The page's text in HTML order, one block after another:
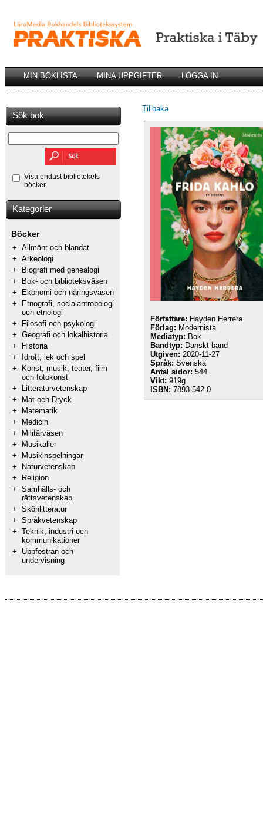
MIN BOKLISTA MINA UPPGIFTER LOGGA IN
Sök bok
Visa endast bibliotekets
böcker
Kategorier
Böcker
+ Allmänt och blandat
+ Arkeologi
+
Biografi med genealogi
+
Bok- och biblioteksväsen
+
Ekonomi och näringsväsen
+
Etnografi, socialantropologi
och etnologi
+
Filosofi och psykologi
+ Geografi och lokalhistoria
+
Historia
+
Idrott, lek och spel
+
Konst, musik, teater, film
och fotokonst
+
Litteraturvetenskap
+
Mat och Dryck
+
Matematik
+
Medicin
+
Militärväsen
+
Musikalier
+
Musikinspelningar
+
Naturvetenskap
+
Religion
+ Samhälls- och
rättsvetenskap
+ Skönlitteratur
+ Språkvetenskap
+ Teknik, industri och
kommunikationer
+
Uppfostran och
undervisning
Tillbaka
Författare: Hayden Herrera
Förlag: Modernista
Mediatyp: Bok
Bandtyp: Danskt band
Utgiven: 2020-11-27
Språk: Svenska
Antal sidor: 544
Vikt: 919g
ISBN: 7893-542-0